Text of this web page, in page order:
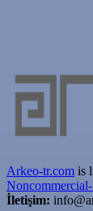
Arkeo-tr.com is
İletişim: